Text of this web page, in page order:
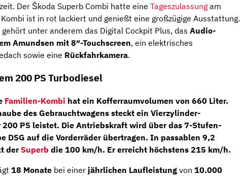
Der Škoda Superb Combi hatte eine Tageszulassung am
ist in rot lackiert und genießt eine großzügige Ausstattung.
unter anderem das Digital Cockpit Plus, das Audio-
Amundsen mit 8″-Touchscreen, ein elektrisches
sowie eine Rückfahrkamera.
200 PS Turbodiesel
Familien-Kombi hat ein Kofferraumvolumen von 660 Liter.
des Gebrauchtwagens steckt ein Vierzylinder-
200 PS leistet. Die Antriebskraft wird über das 7-Stufen-
DSG auf die Vorderräder übertragen. In passablen 9,2
derSuperb die 100 km/h. Er erreicht höchstens 215 km/h.
18 Monate bei einer jährlichen Laufleistung von 10.000